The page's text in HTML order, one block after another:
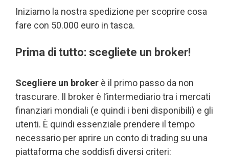
Iniziamo la nostra spedizione per scoprire cosa
fare con 50.000 euro in tasca.
Prima di tutto: scegliete un broker!
Scegliere un broker è il primo passo da non
trascurare. Il broker è l’intermediario tra i mercati
finanziari mondiali (e quindi i beni disponibili) e gli
utenti. È quindi essenziale prendere il tempo
necessario per aprire un conto di trading su una
piattaforma che soddisfi diversi criteri: